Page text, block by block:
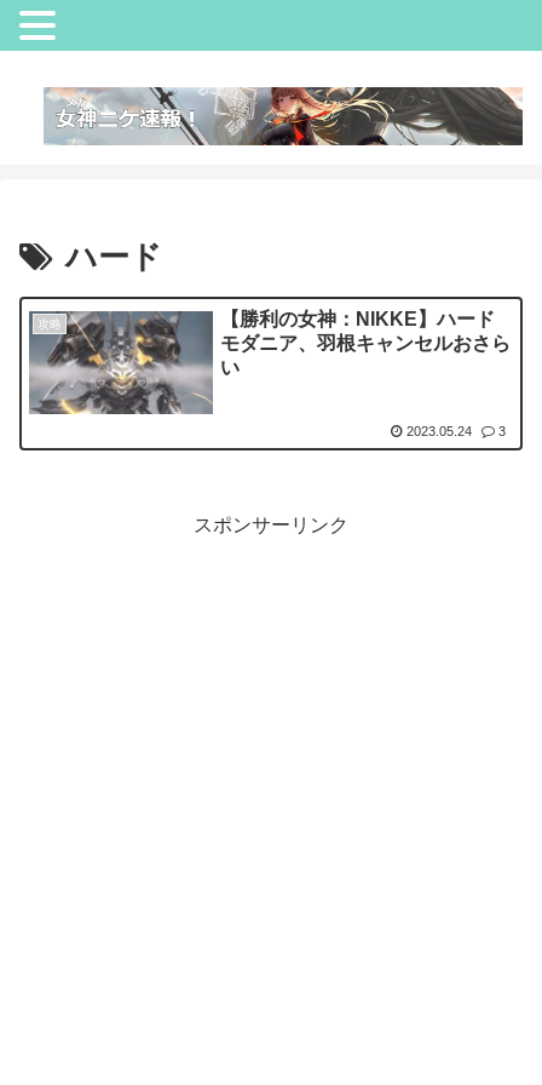
ハード
攻略
【勝利の女神：NIKKE】ハード
モダニア、羽根キャンセルおさら
い
2023.05.24 3
スポンサーリンク